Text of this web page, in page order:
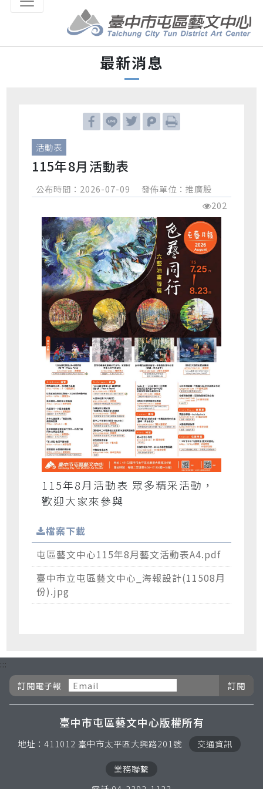
跳到主要內容區塊
最新消息
活動表
115年8月活動表
公布時間：2026-07-09
發佈單位：推廣股
202
115年8月活動表 眾多精采活動，
歡迎大家來參與
檔案下載
屯區藝文中心115年8月藝文活動表A4.pdf
臺中市立屯區藝文中心_海報設計(11508月
份).jpg
:::
訂閱電子報
訂閱電子報按鈕
臺中市屯區藝文中心版權所有
地址：411012 臺中市太平區大興路201號 交通資訊
業務聯繫